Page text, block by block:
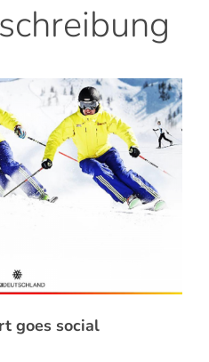
goes social